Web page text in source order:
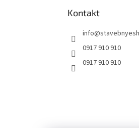
Kontakt
info@
0917 910 910
0917 910 910